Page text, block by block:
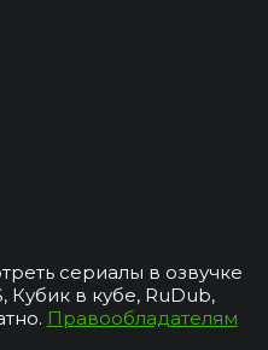
сериалы в озвучке
Кубик в кубе, RuDub,
Правообладателям